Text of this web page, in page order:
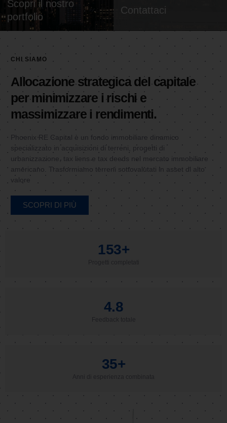
Scopri il nostro
portfolio
Contattaci
CHI SIAMO
Allocazione strategica del capitale
per minimizzare i rischi e
massimizzare i rendimenti.
Phoenix RE Capital è un fondo immobiliare dinamico
specializzato in acquisizioni di terreni, progetti di
urbanizzazione, tax liens e tax deeds nel mercato immobiliare
americano. Trasformiamo terreni sottovalutati in asset di alto
valore
SCOPRI DI PIÙ
Progetti completati
153+
Feedback totale
4.8
Anni di esperienza combinata
35+